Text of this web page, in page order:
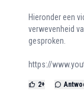
Hieronder een
verwevenheid
gesproken.
https://
2+